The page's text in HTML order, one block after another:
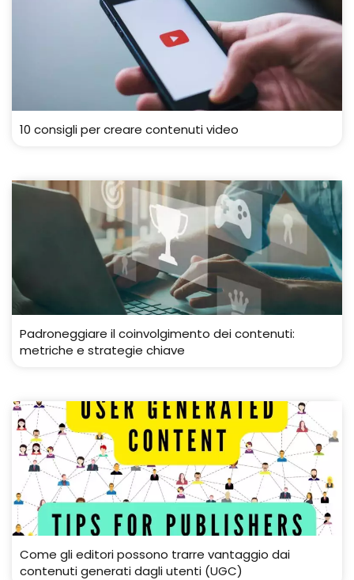
10 consigli per creare contenuti video
Padroneggiare il coinvolgimento dei contenuti:
metriche e strategie chiave
Come gli editori possono trarre vantaggio dai
contenuti generati dagli utenti (UGC)